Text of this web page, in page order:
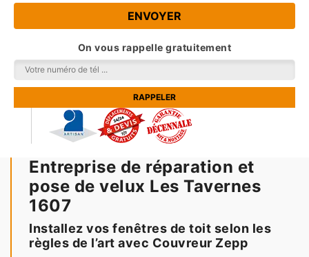
On vous rappelle gratuitement
Entreprise de réparation et
pose de velux Les Tavernes
1607
Installez vos fenêtres de toit selon les
règles de l’art avec Couvreur Zepp